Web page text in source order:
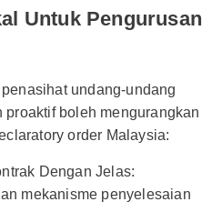
Untuk Pengurusan
undang-undang
boleh mengurangkan
order Malaysia:
Dengan Jelas:
mekanisme penyelesaian